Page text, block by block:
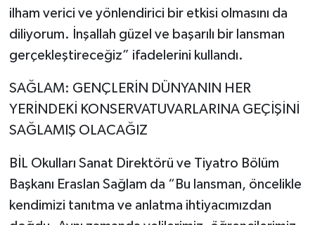
ilham verici ve yönlendirici bir etkisi olmasını da
diliyorum. İnşallah güzel ve başarılı bir lansman
gerçekleştireceğiz” ifadelerini kullandı.
SAĞLAM: GENÇLERİN DÜNYANIN HER
YERİNDEKİ KONSERVATUVARLARINA GEÇİŞİNİ
SAĞLAMIŞ OLACAĞIZ
BİL Okulları Sanat Direktörü ve Tiyatro Bölüm
Başkanı Eraslan Sağlam da “Bu lansman, öncelikle
kendimizi tanıtma ve anlatma ihtiyacımızdan